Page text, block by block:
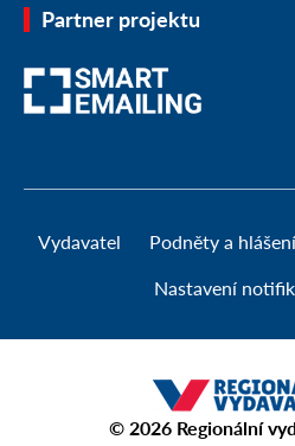
Partner projektu
Vydavatel Podněty a
Nastavení
© 2026 Regionální